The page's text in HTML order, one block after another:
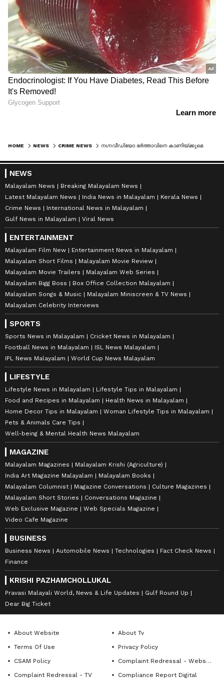
HOME NEWS CRIME NEWS ന​ഗ്നവീഡിയോ ഭർത്താവിനെ കാണിയ്ക്കുമെന്ന് പറഞ്ഞ് യുവതിയെ ബലാത്സം​ഗം ചെയ്തു, മർദ്ദിച്ചു: വളാഞ്ചേരിയില്‍ യുവാവ് പിടിയിൽ
NEWS
Malayalam News
Breaking Malayalam News
Latest Malayalam News
India News in Malayalam
Kerala News
Crime News
International News in Malayalam
Gulf News in Malayalam
Viral News
ENTERTAINMENT
Malayalam Film New
Entertainment News in Malayalam
Malayalam Short Films
Malayalam Movie Review
Malayalam Movie Trailers
Malayalam Web Series
Malayalam Bigg Boss
Box Office Collection Malayalam
Malayalam Songs & Music
Malayalam Miniscreen & TV News
Malayalam Celebrity Interviews
SPORTS
Sports News in Malayalam
Cricket News in Malayalam
Football News in Malayalam
ISL News Malayalam
IPL News Malayalam
World Cup News Malayalam
LIFESTYLE
Lifestyle News in Malayalam
Lifestyle Tips in Malayalam
Food and Recipes in Malayalam
Health News in Malayalam
Home Decor Tips in Malayalam
Woman Lifestyle Tips in Malayalam
Pets & Animals Care Tips
Well-being & Mental Health News Malayalam
MAGAZINE
Malayalam Magazines
Malayalam Krishi (Agriculture)
India Art Magazine Malayalam
Malayalam Books
Malayalam Columnist
Magazine Conversations
Culture Magazines
Malayalam Short Stories
Conversations Magazine
Web Exclusive Magazine
Web Specials Magazine
Video Cafe Magazine
BUSINESS
Business News Automobile News Technologies
Fact Check News
Finance
KRISHI PAZHAMCHOLLUKAL
Pravasi Malayali World, News & Life Updates
Gulf Round Up
Dear Big Ticket
About Website
About Tv
Terms Of Use
Privacy Policy
CSAM Policy
Complaint Redressal - Website
Complaint Redressal - TV
Compliance Report Digital